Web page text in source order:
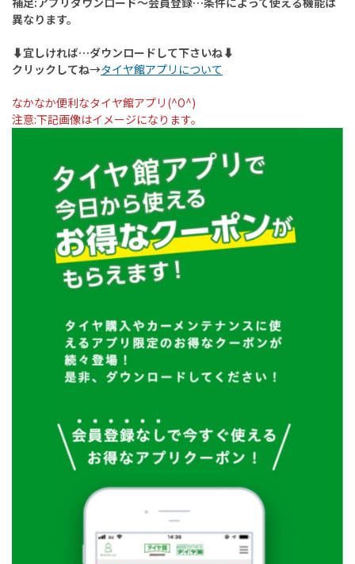
異なります。
⬇︎宜しければ…ダウンロードして下さいね⬇︎
クリックしてね→タイヤ館アプリについて
なかなか便利なタイヤ館アプリ(^O^)
注意:下記画像はイメージになります。